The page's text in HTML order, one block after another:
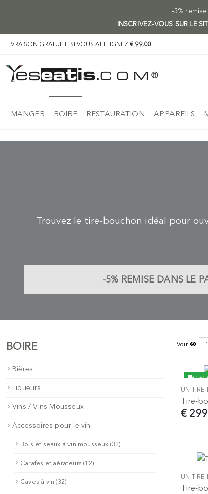
-5%
INSCRIVEZ-VOUS SUR LE
LIVRAISON GRATUITE SI VOUS ATTEIGNEZ € 99,00
MANGER BOIRE RESTAURATION APPAREILS
Trouvez le tire-bouchon idéal pour
-5% REMISE DANS LE
BOIRE
Bières
Liqueurs
Vins / Vins Mousseux
Accessoires pour le vin
Bols et seaux à vin mousseux (32)
Carafes et aérateurs (12)
Caves à vin (32)
Voir
Livr.
UN
Tire-
€
UN
Tire-